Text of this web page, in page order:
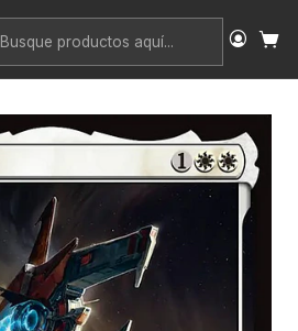
The Seriema | Español | NM | EOE